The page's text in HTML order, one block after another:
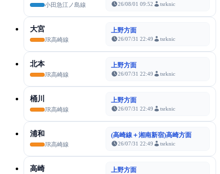
小田急江ノ島線 26/08/01 09:52 tsrknic
大宮
JR高崎線
上野方面
26/07/31 22:49 tsrknic
北本
JR高崎線
上野方面
26/07/31 22:49 tsrknic
桶川
JR高崎線
上野方面
26/07/31 22:49 tsrknic
浦和
JR高崎線
(高崎線＋湘南新宿)高崎方面
26/07/31 22:49 tsrknic
高崎 上野方面